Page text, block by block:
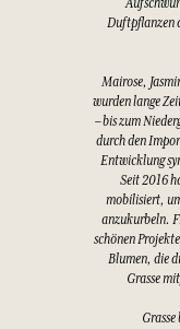
Duftpflanzen
Mairose,
wurden lange
– bis zum
durch den
Entwicklung
Seit 2016
mobilisiert,
anzukurbeln.
schönen
Blumen, die
Grasse